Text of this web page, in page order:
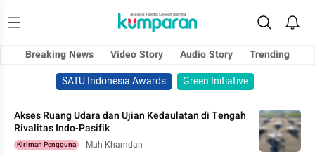
Breaking News Video Story Audio Story
Trending
SATU Indonesia Awards
Green Initiative
Akses Ruang Udara dan Ujian Kedaulatan di Tengah
Rivalitas Indo-Pasifik
Kiriman Pengguna Muh Khamdan